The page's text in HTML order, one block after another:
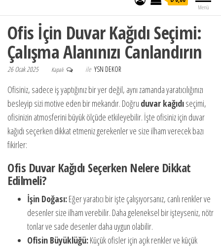
Menü
Ofis İçin Duvar Kağıdı Seçimi:
Çalışma Alanınızı Canlandırın
26 Ocak 2025 Kapalı ile YSN DEKOR
Ofisiniz, sadece iş yaptığınız bir yer değil, aynı zamanda yaratıcılığınızı
besleyip sizi motive eden bir mekandır. Doğru duvar kağıdıseçimi,
ofisinizin atmosferini büyük ölçüde etkileyebilir. İşte ofisiniz için duvar
kağıdı seçerken dikkat etmeniz gerekenler ve size ilham verecek bazı
fikirler:
Ofis Duvar Kağıdı Seçerken Nelere Dikkat
Edilmeli?
İşin Doğası:Eğer yaratıcı bir işte çalışıyorsanız, canlı renkler ve
desenler size ilham verebilir. Daha geleneksel bir işteyseniz, nötr
tonlar ve sade desenler daha uygun olabilir.
Ofisin Büyüklüğü:Küçük ofisler için açık renkler ve küçük